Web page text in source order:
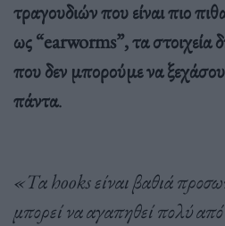
τραγουδιών που είναι πιο
ως “earworms”, τα στοιχεία
που δεν μπορούμε να
πάντα.
«Τα hooks είναι βαθιά
μπορεί να αγαπηθεί πολύ